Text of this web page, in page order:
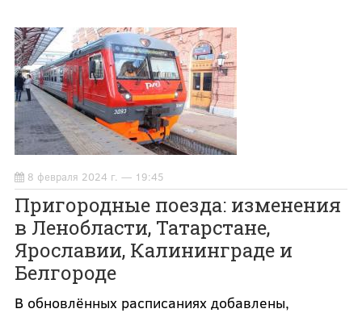
8 февраля 2024 г. — 19:45
Пригородные поезда: изменения
в Ленобласти, Татарстане,
Ярославии, Калининграде и
Белгороде
В обновлённых расписаниях добавлены,